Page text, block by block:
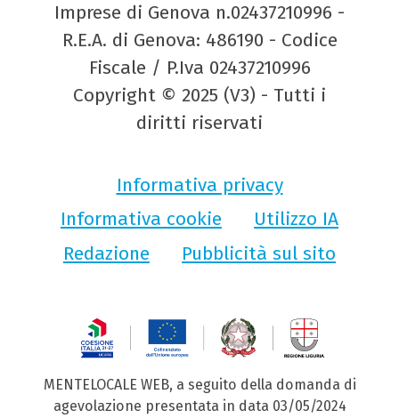
Imprese di Genova n.02437210996 -
R.E.A. di Genova: 486190 - Codice
Fiscale / P.Iva 02437210996
Copyright © 2025 (V3) - Tutti i
diritti riservati
Informativa privacy
Informativa cookie
Utilizzo IA
Redazione
Pubblicità sul sito
MENTELOCALE WEB, a seguito della domanda di
agevolazione presentata in data 03/05/2024